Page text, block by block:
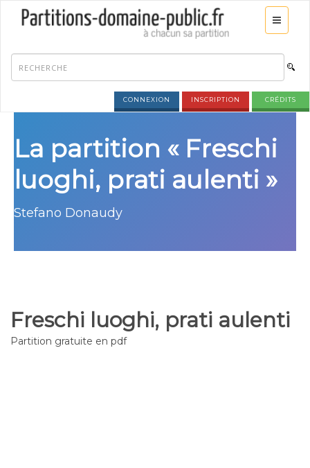
CONNEXION INSCRIPTION CRÉDITS
La partition « Freschi
luoghi, prati aulenti »
Stefano Donaudy
Freschi luoghi, prati aulenti
Partition gratuite en pdf